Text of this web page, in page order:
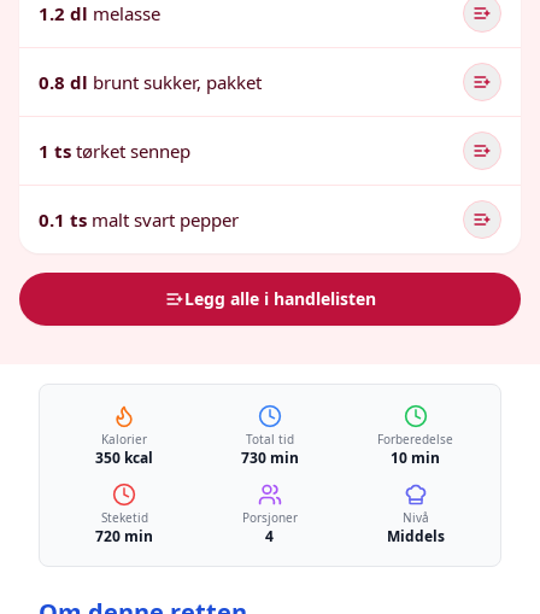
1.2 dl melasse
0.8 dl brunt sukker, pakket
1 ts tørket sennep
0.1 ts malt svart pepper
Legg alle i handlelisten
Kalorier
350 kcal
Total tid
730 min
Forberedelse
10 min
Steketid
720 min
Porsjoner
4
Nivå
Middels